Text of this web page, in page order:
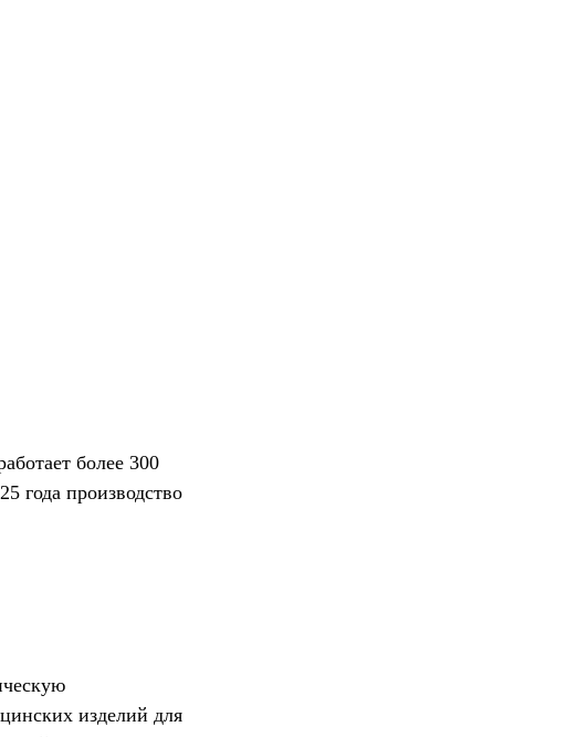
более 300
года производство
изделий для